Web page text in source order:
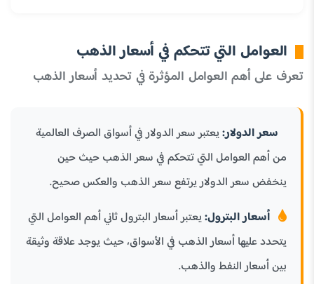
العوامل التي تتحكم في أسعار الذهب
تعرف على أهم العوامل المؤثرة في تحديد أسعار الذهب
سعر الدولار:يعتبر سعر الدولار في أسواق الصرف العالمية
من أهم العوامل التي تتحكم في سعر الذهب حيث حين
ينخفض سعر الدولار يرتفع سعر الذهب والعكس صحيح.
أسعار البترول:يعتبر أسعار البترول ثاني أهم العوامل التي
يتحدد عليها أسعار الذهب في الأسواق، حيث يوجد علاقة وثيقة
بين أسعار النفط والذهب.